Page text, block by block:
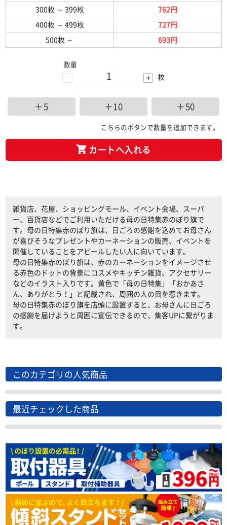
300枚 ～ 399枚
762円
400枚 ～ 499枚
727円
500枚 ～ 693円
-
数量
+ 枚
＋5 ＋10 ＋50
こちらのボタンで数量を追加できます。
カートへ入れる
雑貨店、花屋、ショッピングモール、イベント会場、スーパ
ー、百貨店などでご利用いただける母の日特集赤のぼり旗で
す。母の日特集赤のぼり旗は、日ごろの感謝を込めてお母さん
が喜びそうなプレゼントやカーネーションの販売、イベントを
開催していることをアピールしたい人に向いています。
母の日特集赤のぼり旗は、赤のカーネーションをイメージさせ
る赤色のドットの背景にコスメやキッチン雑貨、アクセサリー
などのイラスト入りです。黄色で「母の日特集」「おかあさ
ん、ありがとう！」と記載され、周囲の人の目を惹きます。
母の日特集赤のぼり旗を店頭に設置すると、お母さんに日ごろ
の感謝を届けようと周囲に宣伝できるので、集客UPに繋がりま
す。
このカテゴリの人気商品
最近チェックした商品